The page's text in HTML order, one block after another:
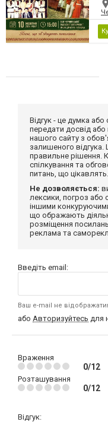
Відгук - це думка
передати досвід
нашого сайту з
залишеного
правильне рішення.
спілкування та
питань, що цікавлять.
Не дозволяється:
лексики, погроз або
іншими
що ображають
розміщення
реклама та
Введіть email:
Ваш e-mail не
або Авторизуйтесь для
Враження
0/12
Розташування
0/12
Відгук: